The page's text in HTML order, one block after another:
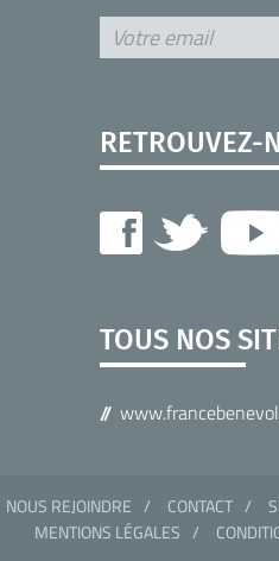
RETROUVEZ-
TOUS NOS
NOUS REJOINDRE CONTACT
MENTIONS LÉGALES